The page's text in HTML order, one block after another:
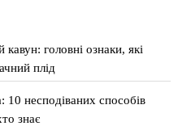
головні ознаки, які
плід
несподіваних способів
знає